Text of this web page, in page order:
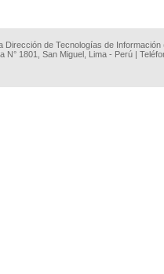
Dirección de Tecnologías de
N° 1801, San Miguel, Lima - Perú |